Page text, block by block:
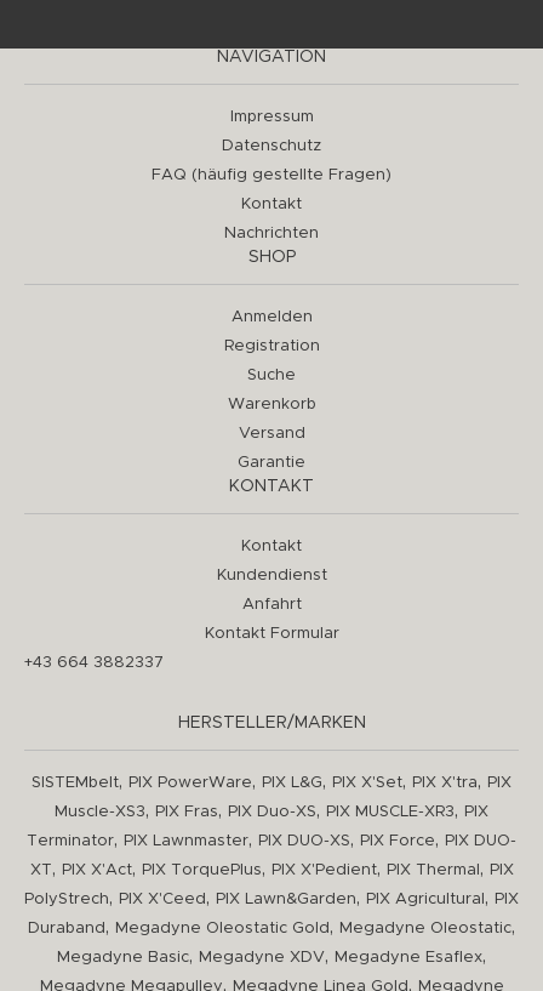
NAVIGATION
Impressum
Datenschutz
FAQ (häufig gestellte Fragen)
Kontakt
Nachrichten
SHOP
Anmelden
Registration
Suche
Warenkorb
Versand
Garantie
KONTAKT
Kontakt
Kundendienst
Anfahrt
Kontakt Formular
+43 664 3882337
HERSTELLER/MARKEN
SISTEMbelt, PIX PowerWare, PIX L&G, PIX X'Set, PIX X'tra,
PIX
Muscle-XS3, PIX Fras, PIX Duo-XS, PIX MUSCLE-XR3,
PIX
Terminator, PIX Lawnmaster, PIX DUO-XS, PIX Force,
PIX DUO-
XT
, PIX X'Act, PIX TorquePlus, PIX X'Pedient, PIX Thermal ,
PIX
PolyStrech, PIX X'Ceed , PIX Lawn&Garden, PIX Agricultural ,
PIX
Duraband , Megadyne Oleostatic Gold , Megadyne Oleostatic,
Megadyne Basic, Megadyne XDV, Megadyne Esaflex,
Megadyne Megapulley, Megadyne Linea Gold , Megadyne